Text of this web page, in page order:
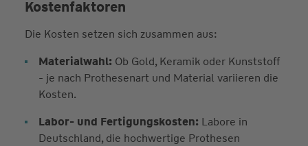
Kostenfaktoren
Die Kosten setzen sich zusammen aus:
Materialwahl: Ob Gold, Keramik oder Kunststoff
- je nach Prothesenart und Material variieren die
Kosten.
Labor- und Fertigungskosten: Labore in
Deutschland, die hochwertige Prothesen